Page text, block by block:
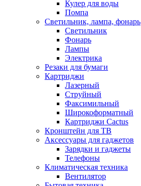
Кулер для воды
Помпа
Светильник, лампа, фонарь
Светильник
Фонарь
Лампы
Электрика
Резаки для бумаги
Картриджи
Лазерный
Струйный
Факсимильный
Широкоформатный
Картриджи Cactus
Кронштейн для ТВ
Аксессуары для гаджетов
Зарядки и гаджеты
Телефоны
Климатическая техника
Вентилятор